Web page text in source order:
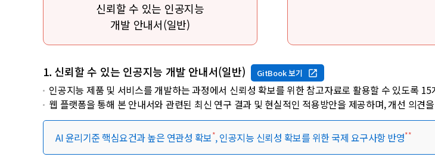
신뢰할 수 있는 인공지능
개발 안내서(일반)
1. 신뢰할 수 있는 인공지능 개발 안내서(일반) GitBook 보기
인공지능 제품 및 서비스를 개발하는 과정에서 신뢰성 확보를 위한 참고자료로 활용할 수 있도록
웹 플랫폼을 통해 본 안내서와 관련된 최신 연구 결과 및 현실적인 적용방안을 제공하며, 개선 의견
AI 윤리기준 핵심요건과 높은 연관성 확보*, 인공지능 신뢰성 확보를 위한 국제 요구사항 반영**